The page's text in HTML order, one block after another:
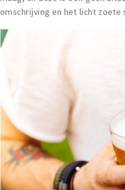
omschrijving en het licht zoete